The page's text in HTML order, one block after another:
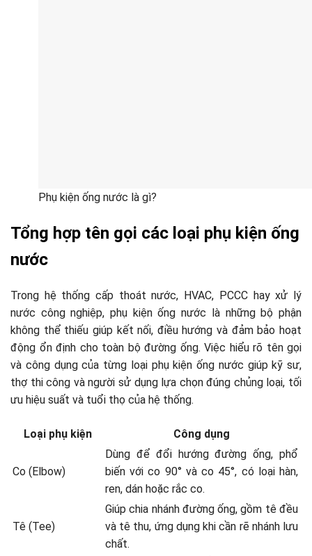
Phụ kiện ống nước là gì?
Tổng hợp tên gọi các loại phụ kiện ống
nước
Trong hệ thống cấp thoát nước, HVAC, PCCC hay xử lý
nước công nghiệp, phụ kiện ống nước là những bộ phận
không thể thiếu giúp kết nối, điều hướng và đảm bảo hoạt
động ổn định cho toàn bộ đường ống. Việc hiểu rõ tên gọi
và công dụng của từng loại phụ kiện ống nước giúp kỹ sư,
thợ thi công và người sử dụng lựa chọn đúng chủng loại, tối
ưu hiệu suất và tuổi thọ của hệ thống.
Loại phụ kiện Công dụng
Co (Elbow)
Dùng để đổi hướng đường ống, phổ
biến với co 90° và co 45°, có loại hàn,
ren, dán hoặc rắc co.
Tê (Tee)
Giúp chia nhánh đường ống, gồm tê đều
và tê thu, ứng dụng khi cần rẽ nhánh lưu
chất.